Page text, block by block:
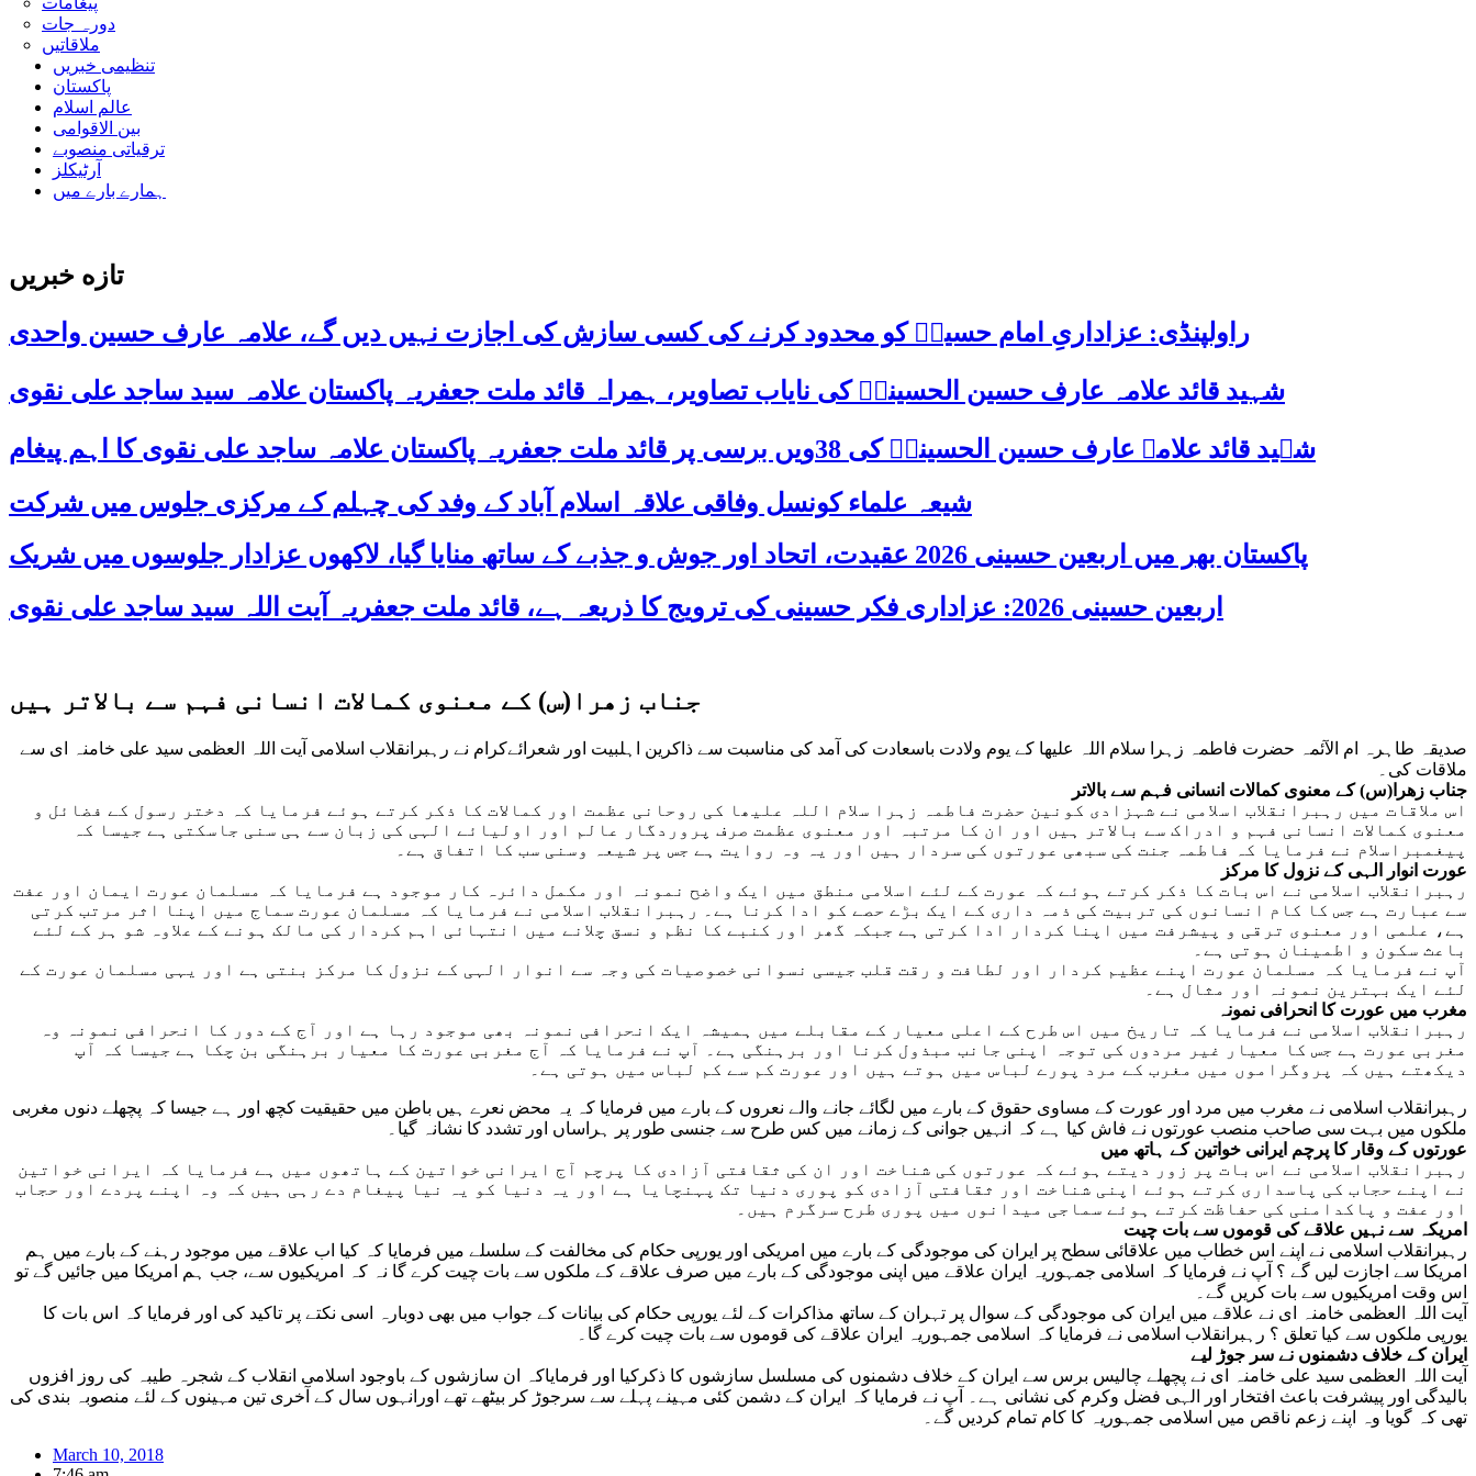
دورہ جات
ملاقاتیں
تنظیمی خبریں
پاکستان
عالم اسلام
بین الاقوامی
ترقیاتی منصوبے
آرٹیکلز
ہمارے بارے میں
تازه خبریں
راولپنڈی: عزاداریِ امام حسینؑ کو محدود کرنے کی کسی سازش کی اجازت نہیں دیں گے، علامہ عارف حسین واحدی
شہید قائد علامہ عارف حسین الحسینیؒ کی نایاب تصاویر، ہمراہ قائد ملت جعفریہ پاکستان علامہ سید ساجد علی نقوی
شہید قائد علامہ عارف حسین الحسینیؒ کی 38ویں برسی پر قائد ملت جعفریہ پاکستان علامہ ساجد علی نقوی کا اہم پیغام
شیعہ علماء کونسل وفاقی علاقہ اسلام آباد کے وفد کی چہلم کے مرکزی جلوس میں شرکت
پاکستان بھر میں اربعین حسینی 2026 عقیدت، اتحاد اور جوش و جذبے کے ساتھ منایا گیا، لاکھوں عزادار جلوسوں میں شریک
اربعین حسینی 2026: عزاداری فکر حسینی کی ترویج کا ذریعہ ہے، قائد ملت جعفریہ آیت اللہ سید ساجد علی نقوی
جناب زھرا(س) کے معنوی کمالات انسانی فہم سے بالاتر ہیں
صدیقہ طاہرہ ام الآئمہ حضرت فاطمہ زہرا سلام اللہ علیھا کے یوم ولادت باسعادت کی آمد کی مناسبت سے ذاکرین اہلبیت اور شعرائےکرام نے رہبرانقلاب اسلامی آیت اللہ العظمی سید علی خامنہ ای سے
ملاقات کی۔
جناب زھرا(س) کے معنوی کمالات انسانی فہم سے بالاتر
اس ملاقات میں رہبرانقلاب اسلامی نے شہزادی کونین حضرت فاطمہ زہرا سلام اللہ علیھا کی روحانی عظمت اور کمالات کا ذکر کرتے ہوئے فرمایا کہ دختر رسول کے فضائل و
معنوی کمالات انسانی فہم و ادراک سے بالاتر ہیں اور ان کا مرتبہ اور معنوی عظمت صرف پروردگار عالم اور اولیائے الہی کی زبان سے ہی سنی جاسکتی ہے جیسا کہ
پیغمبراسلام نے فرمایا کہ فاطمہ جنت کی سبھی عورتوں کی سردار ہیں اور یہ وہ روایت ہے جس پر شیعہ وسنی سب کا اتفاق ہے۔
عورت انوار الہی کے نزول کا مرکز
رہبرانقلاب اسلامی نے اس بات کا ذکر کرتے ہوئے کہ عورت کے لئے اسلامی منطق میں ایک واضح نمونہ اور مکمل دائرہ کار موجود ہے فرمایا کہ مسلمان عورت ایمان اور عفت
سے عبارت ہے جس کا کام انسانوں کی تربیت کی ذمہ داری کے ایک بڑے حصے کو ادا کرنا ہے۔ رہبرانقلاب اسلامی نے فرمایا کہ مسلمان عورت سماج میں اپنا اثر مرتب کرتی
ہے، علمی اور معنوی ترقی و پیشرفت میں اپنا کردار ادا کرتی ہے جبکہ گھر اور کنبے کا نظم و نسق چلانے میں انتہائی اہم کردار کی مالک ہونے کے علاوہ شو ہر کے لئے
باعث سکون و اطمینان ہوتی ہے۔
آپ نے فرمایا کہ مسلمان عورت اپنے عظیم کردار اور لطافت و رقت قلب جیسی نسوانی خصوصیات کی وجہ سے انوار الہی کے نزول کا مرکز بنتی ہے اور یہی مسلمان عورت کے
لئے ایک بہترین نمونہ اور مثال ہے۔
مغرب میں عورت کا انحرافی نمونہ
رہبرانقلاب اسلامی نے فرمایا کہ تاریخ میں اس طرح کے اعلی معیار کے مقابلے میں ہمیشہ ایک انحرافی نمونہ بھی موجود رہا ہے اور آج کے دور کا انحرافی نمونہ وہ
مغربی عورت ہے جس کا معیار غیر مردوں کی توجہ اپنی جانب مبذول کرنا اور برہنگی ہے۔ آپ نے فرمایا کہ آج مغربی عورت کا معیار برہنگی بن چکا ہے جیسا کہ آپ
دیکھتے ہیں کہ پروگراموں میں مغرب کے مرد پورے لباس میں ہوتے ہیں اور عورت کم سے کم لباس میں ہوتی ہے۔
رہبرانقلاب اسلامی نے مغرب میں مرد اور عورت کے مساوی حقوق کے بارے میں لگائے جانے والے نعروں کے بارے میں فرمایا کہ یہ محض نعرے ہیں باطن میں حقیقیت کچھ اور ہے جیسا کہ پچھلے دنوں مغربی
ملکوں میں بہت سی صاحب منصب عورتوں نے فاش کیا ہے کہ انہیں جوانی کے زمانے میں کس طرح سے جنسی طور پر ہراساں اور تشدد کا نشانہ گیا۔
عورتوں کے وقار کا پرچم ایرانی خواتین کے ہاتھ میں
رہبرانقلاب اسلامی نے اس بات پر زور دیتے ہوئے کہ عورتوں کی شناخت اور ان کی ثقافتی آزادی کا پرچم آج ایرانی خواتین کے ہاتھوں میں ہے فرمایا کہ ایرانی خواتین
نے اپنے حجاب کی پاسداری کرتے ہوئے اپنی شناخت اور ثقافتی آزادی کو پوری دنیا تک پہنچایا ہے اور یہ دنیا کو یہ نیا پیغام دے رہی ہیں کہ وہ اپنے پردے اور حجاب
اور عفت و پاکدامنی کی حفاظت کرتے ہوئے سماجی میدانوں میں پوری طرح سرگرم ہیں۔
امریکہ سے نہیں علاقے کی قوموں سے بات چیت
رہبرانقلاب اسلامی نے اپنے اس خطاب میں علاقائی سطح پر ایران کی موجودگی کے بارے میں امریکی اور یورپی حکام کی مخالفت کے سلسلے میں فرمایا کہ کیا اب علاقے میں موجود رہنے کے بارے میں ہم
امریکا سے اجازت لیں گے ؟ آپ نے فرمایا کہ اسلامی جمہوریہ ایران علاقے میں اپنی موجودگی کے بارے میں صرف علاقے کے ملکوں سے بات چیت کرے گا نہ کہ امریکیوں سے، جب ہم امریکا میں جائیں گے تو
اس وقت امریکیوں سے بات کریں گے۔
آیت اللہ العظمی خامنہ ای نے علاقے میں ایران کی موجودگی کے سوال پر تہران کے ساتھ مذاکرات کے لئے یورپی حکام کی بیانات کے جواب میں بھی دوبارہ اسی نکتے پر تاکید کی اور فرمایا کہ اس بات کا
یورپی ملکوں سے کیا تعلق ؟ رہبرانقلاب اسلامی نے فرمایا کہ اسلامی جمہوریہ ایران علاقے کی قوموں سے بات چیت کرے گا۔
ایران کے خلاف دشمنوں نے سر جوڑ لیے
آیت اللہ العظمی سید علی خامنہ ای نے پچھلے چالیس برس سے ایران کے خلاف دشمنوں کی مسلسل سازشوں کا ذکرکیا اور فرمایاکہ ان سازشوں کے باوجود اسلامی انقلاب کے شجرہ طیبہ کی روز افزوں
بالیدگی اور پیشرفت باعث افتخار اور الہی فضل وکرم کی نشانی ہے۔ آپ نے فرمایا کہ ایران کے دشمن کئی مہینے پہلے سے سرجوڑ کر بیٹھے تھے اورانہوں سال کے آخری تین مہینوں کے لئے منصوبہ بندی کی
تھی کہ گویا وہ اپنے زعم ناقص میں اسلامی جمہوریہ کا کام تمام کردیں گے۔
March 10, 2018